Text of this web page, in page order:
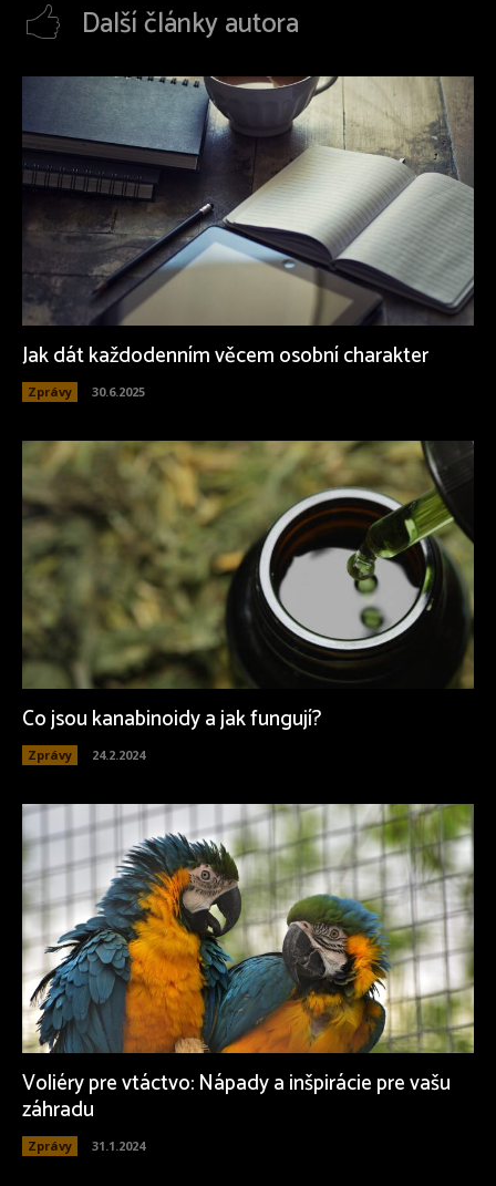
Další články autora
Jak dát každodenním věcem osobní charakter
Zprávy 30.6.2025
Co jsou kanabinoidy a jak fungují?
Zprávy 24.2.2024
Voliéry pre vtáctvo: Nápady a inšpirácie pre vašu
záhradu
Zprávy 31.1.2024